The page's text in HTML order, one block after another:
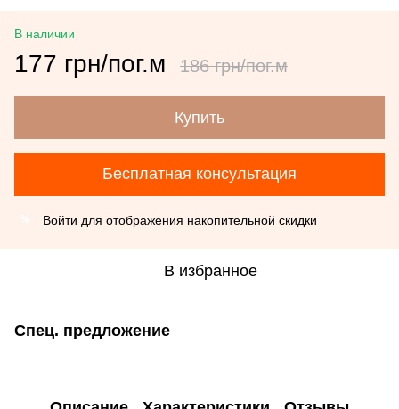
В наличии
177 грн/пог.м 186 грн/пог.м
Купить
Бесплатная консультация
Войти для отображения накопительной скидки
В избранное
Спец. предложение